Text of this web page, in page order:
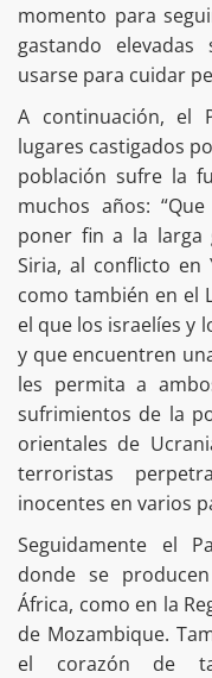
momento para
gastando
usarse para cuidar
A continuación, el
lugares castigados
población sufre la
muchos años:
poner fin a la larga
Siria, al conflicto en
como también en el
el que los israelíes y
y que encuentren
les permita a
sufrimientos de la
orientales de
terroristas
inocentes en varios
Seguidamente el
donde se
África, como en la
de Mozambique.
el corazón de